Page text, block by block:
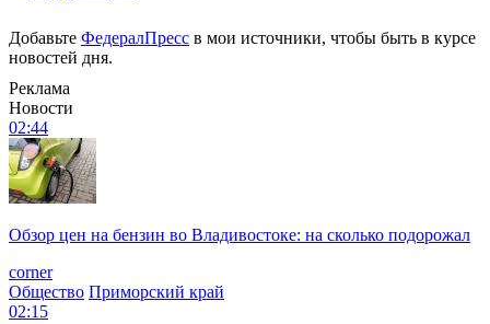
Добавьте ФедералПресс в мои источники, чтобы быть в курсе
новостей дня.
Реклама
Новости
02:44
Обзор цен на бензин во Владивостоке: на сколько подорожал
corner
Общество Приморский край
02:15